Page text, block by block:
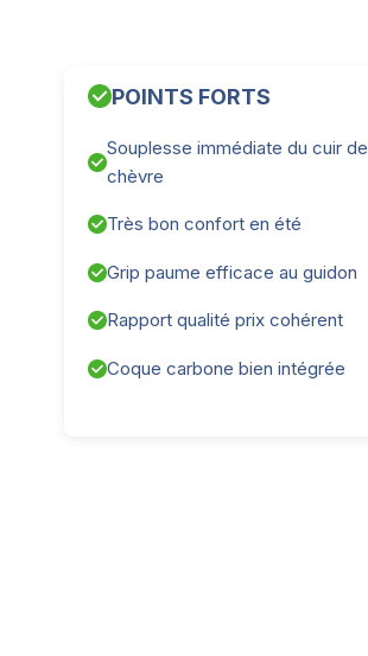
POINTS FORTS
Souplesse immédiate du cuir de
chèvre
Très bon confort en été
Grip paume efficace au guidon
Rapport qualité prix cohérent
Coque carbone bien intégrée